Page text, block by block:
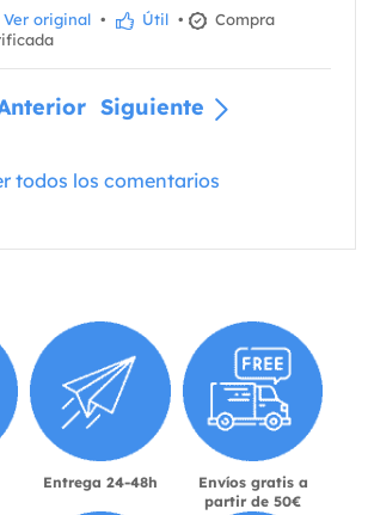
Ver original • Útil •
Compra
Siguiente
todos los comentarios
Entrega 24-48h
Envíos gratis a
partir de 50€